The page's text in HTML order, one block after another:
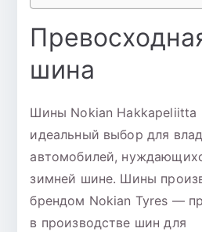
шина
Шины Nokian Hakkapeliitta
идеальный выбор для
автомобилей,
зимней шине. Шины
брендом Nokian Tyres —
в производстве шин для